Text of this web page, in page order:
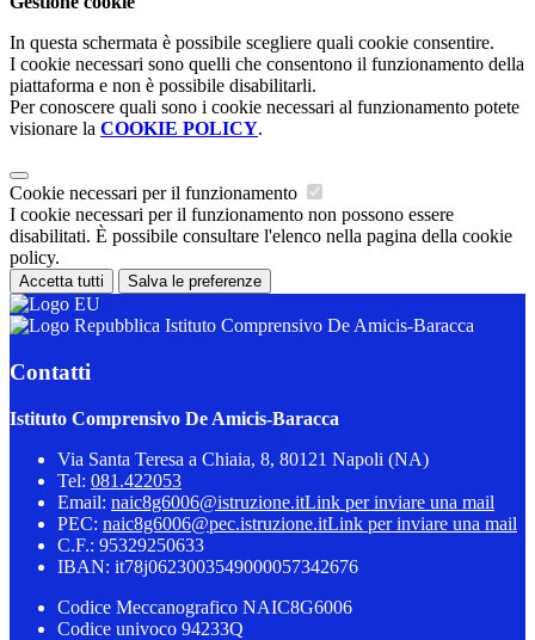
In questa schermata è possibile scegliere quali cookie consentire.
I cookie necessari sono quelli che consentono il funzionamento della
piattaforma e non è possibile disabilitarli.
Per conoscere quali sono i cookie necessari al funzionamento potete
visionare la COOKIE POLICY.
Cookie necessari per il funzionamento
I cookie necessari per il funzionamento non possono essere
disabilitati. È possibile consultare l'elenco nella pagina della cookie
policy.
Accetta tutti Salva le preferenze
Istituto Comprensivo De Amicis-Baracca
Contatti
Istituto Comprensivo De Amicis-Baracca
Via Santa Teresa a Chiaia, 8, 80121 Napoli (NA)
Tel: 081.422053
Email: naic8g6006@istruzione.itLink per inviare una mail
PEC: naic8g6006@pec.istruzione.itLink per inviare una mail
C.F.: 95329250633
IBAN: it78j0623003549000057342676
Codice Meccanografico NAIC8G6006
Codice univoco 94233Q